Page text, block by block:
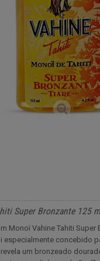
Super Bronzante 125
Monoï Vahine Tahiti Super
especialmente concebido
um bronzeado